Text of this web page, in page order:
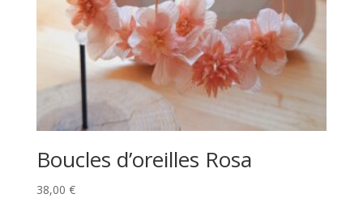
Boucles d’oreilles Rosa
38,00 €